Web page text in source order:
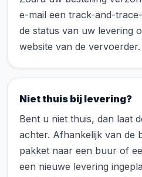
e-mail een track-and-
de status van uw levering
website van de vervoerder.
Niet thuis bij levering?
Bent u niet thuis, dan laat
achter. Afhankelijk van de
pakket naar een buur of
een nieuwe levering